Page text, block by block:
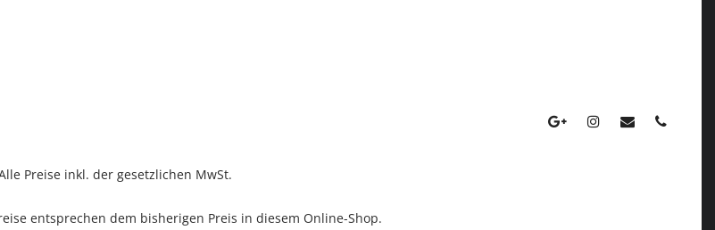
Preise inkl. der gesetzlichen MwSt.
entsprechen dem bisherigen Preis in diesem Online-Shop.